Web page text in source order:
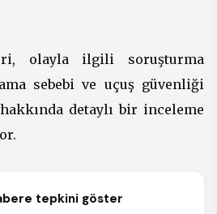
olayla ilgili soruşturma
sebebi ve uçuş güvenliği
detaylı bir inceleme
tepkini göster